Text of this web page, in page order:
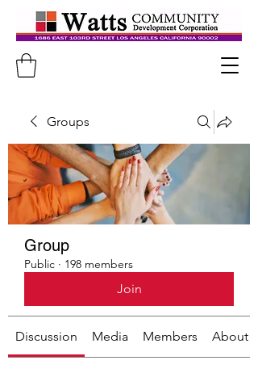
Groups
Group
Public · 198 members
Join
Discussion Media Members About